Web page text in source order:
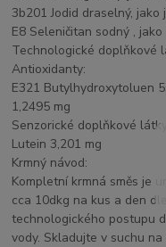
3b201 Jodid draselný, jako
E8 Seleničitan sodný ,
Technologické doplňkové
Antioxidanty:
E321 Butylhydroxytoluen
1,2495 mg
Senzorické doplňkové
Lutein 3,201 mg
Krmný návod:
Kompletní krmná směs je
cca 10dkg na kus a den dle
technologického postupu
vody. Skladujte v suchu na